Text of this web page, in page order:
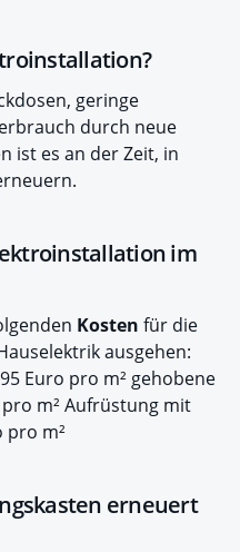
geringe
durch neue
ist es an der Zeit, in
im
Kosten für die
ausgehen:
Euro pro m² gehobene
m² Aufrüstung mit
pro m²
erneuert